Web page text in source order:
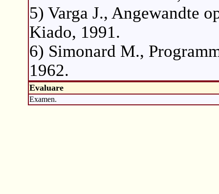
5) Varga J., Angewandte
Kiado, 1991.
6) Simonard M.,
1962.
Evaluare
Examen.